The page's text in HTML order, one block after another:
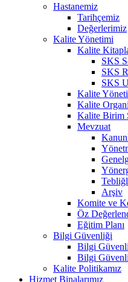
Hastanemiz
Tarihçemiz
Değerlerimiz
Kalite Yönetimi
Kalite
SKS
SKS
SKS
Kalite
Kalite
Kalite Birim
Mevzuat
Arşiv
Komite ve
Öz
Eğitim Planı
Bilgi Güvenliği
Bilgi
Bilgi
Kalite Politikamız
Hizmet Binalarımız